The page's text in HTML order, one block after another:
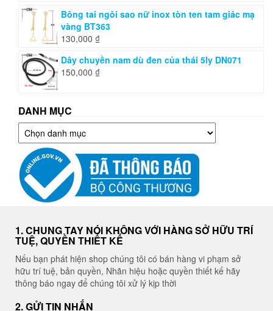
Bông tai ngôi sao nữ inox tòn ten tam giác mạ
vàng BT363
130,000 ₫
Dây chuyền nam dù đen của thái 5ly DN071
150,000 ₫
DANH MỤC
Danh
mục
1. CHUNG TAY NÓI KHÔNG VỚI HÀNG SỞ HỮU TRÍ
TUỆ, QUYỀN THIẾT KẾ
Nếu bạn phát hiện shop chúng tôi có bán hàng vi phạm sở
hữu trí tuệ, bản quyền, Nhãn hiệu hoặc quyền thiết kế hãy
thông báo ngay để chúng tôi xử lý kịp thời
2. GỬI TIN NHẮN